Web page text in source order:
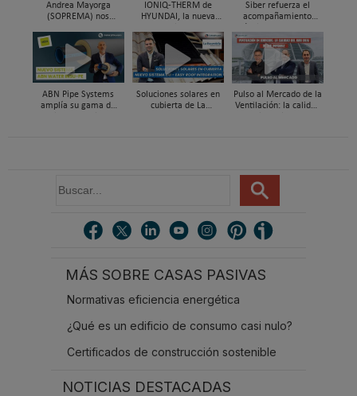
Andrea Mayorga
(SOPREMA) nos
cubierta azul-verde
IONIQ-THERM de
HYUNDAI, la nueva
funcionar hasta en un
98% con energía solar
Siber refuerza el
acompañamiento
soporte al instalador
con Global Services
ABN Pipe Systems
amplía su gama de
Soluciones solares en
cubierta de La
Pulso al Mercado de la
Ventilación: la calidad
u
MÁS SOBRE CASAS PASIVAS
Normativas eficiencia energética
¿Qué es un edificio de consumo casi nulo?
Certificados de construcción sostenible
NOTICIAS DESTACADAS